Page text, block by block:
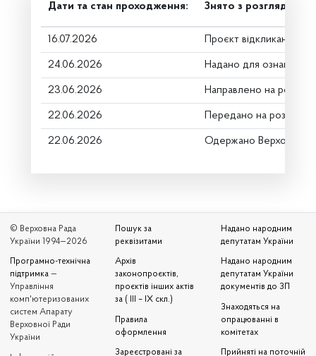
Дати та стан проходження: Знято з розгляду
16.07.2026 Проєкт відкликано
24.06.2026 Надано для
23.06.2026 Направлено на
22.06.2026 Передано на розгляд
22.06.2026 Одержано Верховною
© Верховна Рада
України 1994—2026
Програмно-технічна
підтримка —
Управління
комп'ютеризованих
систем Апарату
Верховної Ради
України
Пошук за
реквізитами
Архів
законопроєктів,
проєктів інших актів
за ( III – IX скл.)
Правила
оформлення
Зареєстровані за
Надано народним
депутатам України
Надано народним
депутатам України
документів до ЗП
Знаходяться на
опрацюванні в
комітетах
Прийняті на поточній